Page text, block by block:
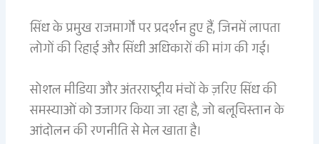
सिंध के प्रमुख राजमार्गों पर प्रदर्शन हुए हैं, जिनमें लापता
लोगों की रिहाई और सिंधी अधिकारों की मांग की गई।
सोशल मीडिया और अंतरराष्ट्रीय मंचों के ज़रिए सिंध की
समस्याओं को उजागर किया जा रहा है, जो बलूचिस्तान के
आंदोलन की रणनीति से मेल खाता है।